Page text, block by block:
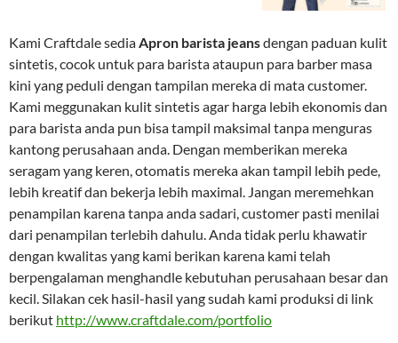
Kami Craftdale sediaApron barista jeansdengan paduan kulit
sintetis, cocok untuk para barista ataupun para barber masa
kini yang peduli dengan tampilan mereka di mata customer.
Kami meggunakan kulit sintetis agar harga lebih ekonomis dan
para barista anda pun bisa tampil maksimal tanpa menguras
kantong perusahaan anda. Dengan memberikan mereka
seragam yang keren, otomatis mereka akan tampil lebih pede,
lebih kreatif dan bekerja lebih maximal. Jangan meremehkan
penampilan karena tanpa anda sadari, customer pasti menilai
dari penampilan terlebih dahulu. Anda tidak perlu khawatir
dengan kwalitas yang kami berikan karena kami telah
berpengalaman menghandle kebutuhan perusahaan besar dan
kecil. Silakan cek hasil-hasil yang sudah kami produksi di link
berikut http://www.craftdale.com/portfolio